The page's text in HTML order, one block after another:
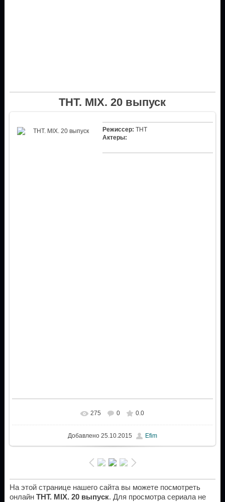
ТНТ. MIX. 20 выпуск
Режиссер: ТНТ
Актеры:
275 0 0.0
Добавлено25.10.2015 Efim
На этой странице нашего сайта вы можете посмотреть
онлайн ТНТ. MIX. 20 выпуск. Для просмотра сериала не